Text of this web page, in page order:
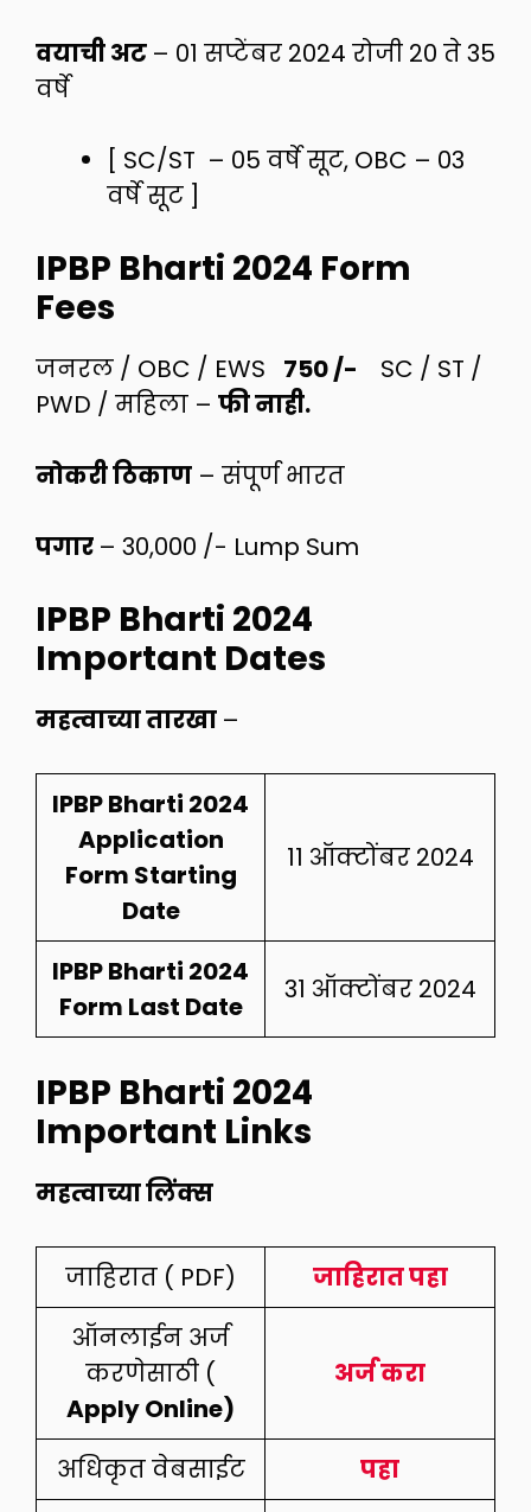
वयाची अट – 01 सप्टेंबर 2024 रोजी 20 ते 35
वर्षे
[ SC/ST – 05 वर्षे सूट, OBC – 03
वर्षे सूट ]
IPBP Bharti 2024 Form
Fees
जनरल / OBC / EWS 750 /-
SC / ST /
PWD / महिला – फी नाही.
नोकरी ठिकाण – संपूर्ण भारत
पगार – 30,000 /- Lump Sum
IPBP Bharti 2024
Important Dates
महत्वाच्या तारखा –
IPBP Bharti 2024
Application
Form Starting
Date
11 ऑक्टोंबर 2024
IPBP Bharti 2024
Form Last Date
31 ऑक्टोंबर 2024
IPBP Bharti 2024
Important Links
महत्वाच्या लिंक्स
जाहिरात ( PDF)
जाहिरात पहा
ऑनलाईन अर्ज
करणेसाठी (
Apply Online)
अर्ज करा
अधिकृत वेबसाईट
पहा